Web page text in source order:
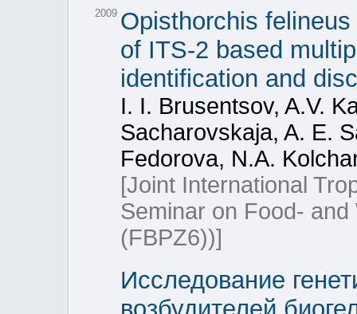
2009 Opisthorchis
of ITS-2 based
identification and
I. I. Brusentsov, A.V.
Sacharovskaja, A. E.
Fedorova, N.A.
[Joint International
Seminar on Food-
(FBPZ6))]
Исследование